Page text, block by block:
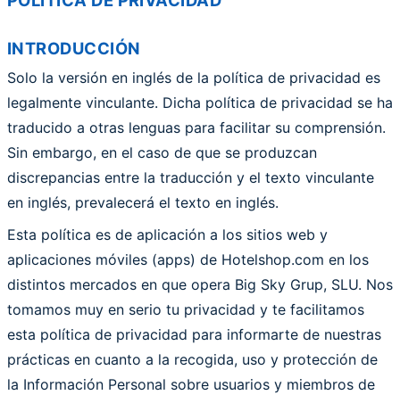
INTRODUCCIÓN
Solo la versión en inglés de la política de privacidad es
legalmente vinculante. Dicha política de privacidad se ha
traducido a otras lenguas para facilitar su comprensión.
Sin embargo, en el caso de que se produzcan
discrepancias entre la traducción y el texto vinculante
en inglés, prevalecerá el texto en inglés.
Esta política es de aplicación a los sitios web y
aplicaciones móviles (apps) de Hotelshop.com en los
distintos mercados en que opera Big Sky Grup, SLU. Nos
tomamos muy en serio tu privacidad y te facilitamos
esta política de privacidad para informarte de nuestras
prácticas en cuanto a la recogida, uso y protección de
la Información Personal sobre usuarios y miembros de